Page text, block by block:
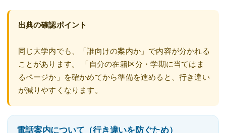
出典の確認ポイント
同じ大学内でも、「誰向けの案内か」で内容が分かれる
ことがあります。 「自分の在籍区分・学期に当てはま
るページか」を確かめてから準備を進めると、行き違い
が減りやすくなります。
電話案内について（行き違いを防ぐため）